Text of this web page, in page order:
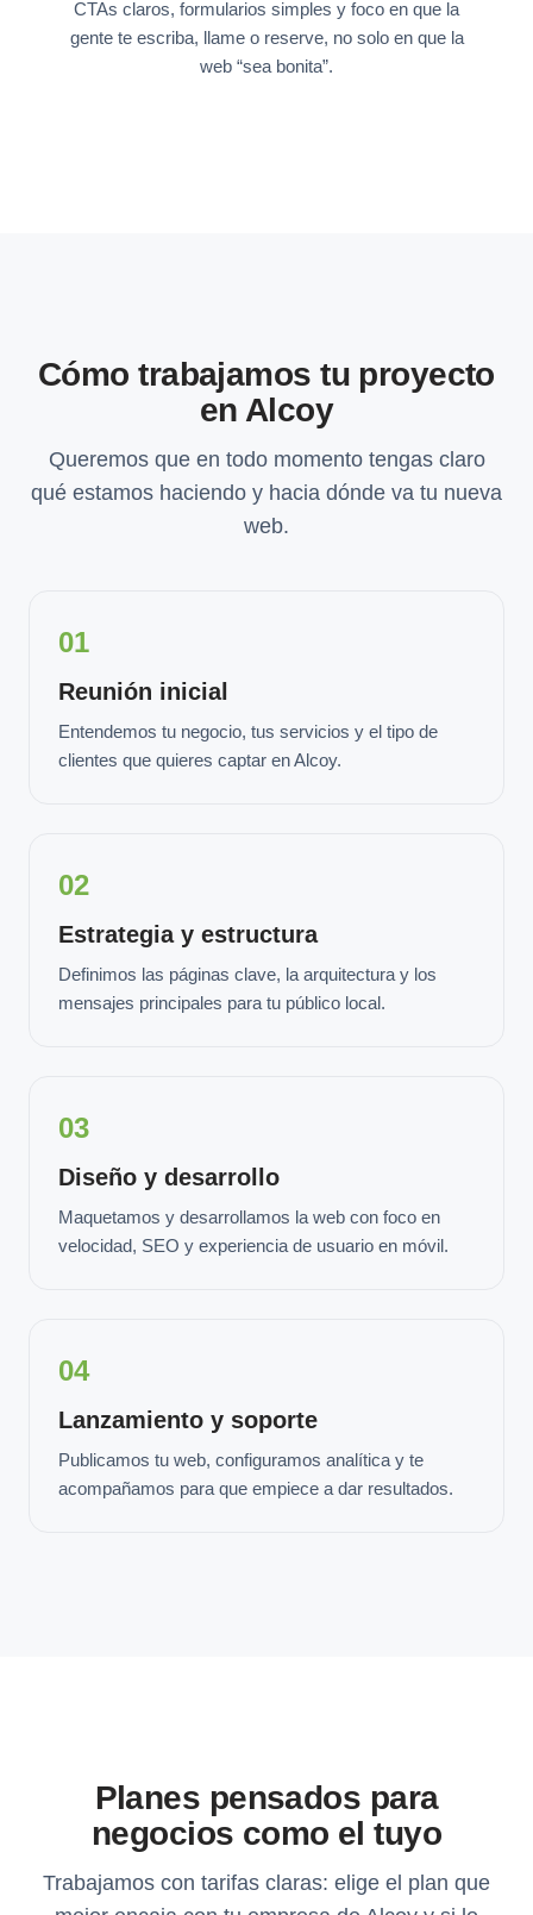
CTAs claros, formularios simples y foco en que la
gente te escriba, llame o reserve, no solo en que la
web “sea bonita”.
Cómo trabajamos tu proyecto
en Alcoy
Queremos que en todo momento tengas claro
qué estamos haciendo y hacia dónde va tu nueva
web.
01
Reunión inicial
Entendemos tu negocio, tus servicios y el tipo de
clientes que quieres captar en Alcoy.
02
Estrategia y estructura
Definimos las páginas clave, la arquitectura y los
mensajes principales para tu público local.
03
Diseño y desarrollo
Maquetamos y desarrollamos la web con foco en
velocidad, SEO y experiencia de usuario en móvil.
04
Lanzamiento y soporte
Publicamos tu web, configuramos analítica y te
acompañamos para que empiece a dar resultados.
Planes pensados para
negocios como el tuyo
Trabajamos con tarifas claras: elige el plan que